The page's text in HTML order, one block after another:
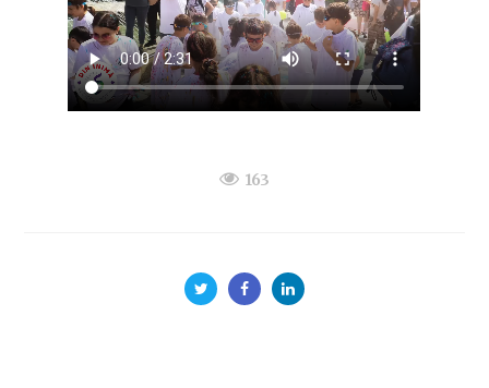
163